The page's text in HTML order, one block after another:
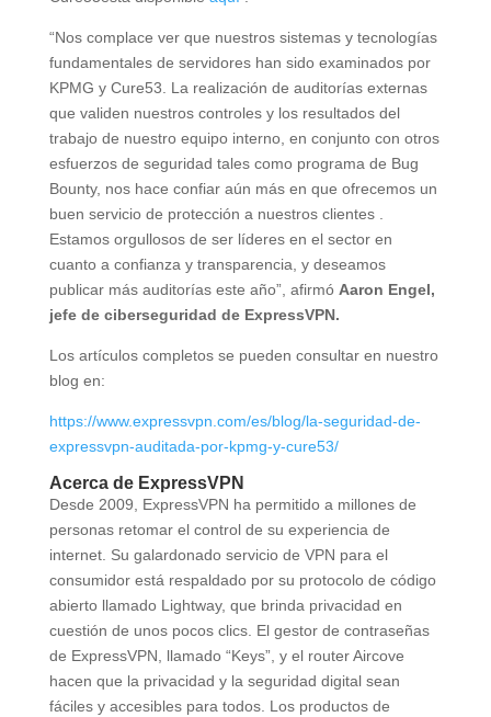
“Nos complace ver que nuestros sistemas y tecnologías
fundamentales de servidores han sido examinados por
KPMG y Cure53. La realización de auditorías externas
que validen nuestros controles y los resultados del
trabajo de nuestro equipo interno, en conjunto con otros
esfuerzos de seguridad tales como programa de Bug
Bounty, nos hace confiar aún más en que ofrecemos un
buen servicio de protección a nuestros clientes .
Estamos orgullosos de ser líderes en el sector en
cuanto a confianza y transparencia, y deseamos
publicar más auditorías este año”, afirmó Aaron Engel,
jefe de ciberseguridad de ExpressVPN.
Los artículos completos se pueden consultar en nuestro
blog en:
https://www.expressvpn.com/es/blog/la-seguridad-de-
expressvpn-auditada-por-kpmg-y-cure53/
Acerca de ExpressVPN
Desde 2009, ExpressVPN ha permitido a millones de
personas retomar el control de su experiencia de
internet. Su galardonado servicio de VPN para el
consumidor está respaldado por su protocolo de código
abierto llamado Lightway, que brinda privacidad en
cuestión de unos pocos clics. El gestor de contraseñas
de ExpressVPN, llamado “Keys”, y el router Aircove
hacen que la privacidad y la seguridad digital sean
fáciles y accesibles para todos. Los productos de